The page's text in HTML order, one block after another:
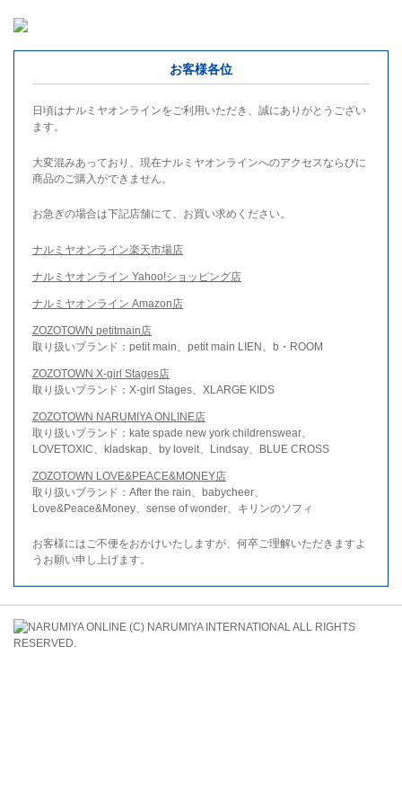
お客様各位
日頃はナルミヤオンラインをご利用いただき、誠にありがとうござい
ます。
大変混みあっており、現在ナルミヤオンラインへのアクセスならびに
商品のご購入ができません。
お急ぎの場合は下記店舗にて、お買い求めください。
ナルミヤオンライン楽天市場店
ナルミヤオンライン Yahoo!ショッピング店
ナルミヤオンライン Amazon店
ZOZOTOWN petitmain店
取り扱いブランド：petit main、petit main LIEN、b・ROOM
ZOZOTOWN X-girl Stages店
取り扱いブランド：X-girl Stages、XLARGE KIDS
ZOZOTOWN NARUMIYA ONLINE店
取り扱いブランド：kate spade new york childrenswear、
LOVETOXIC、kladskap、by loveit、Lindsay、BLUE CROSS
ZOZOTOWN LOVE&PEACE&MONEY店
取り扱いブランド：After the rain、babycheer、
Love&Peace&Money、sense of wonder、キリンのソフィ
お客様にはご不便をおかけいたしますが、何卒ご理解いただきますよ
うお願い申し上げます。